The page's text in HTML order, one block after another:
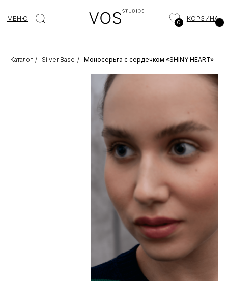
КОРЗИНА
Каталог / Silver Base / Моносерьга с сердечком «SHINY HEART»